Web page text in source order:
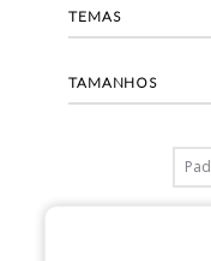
TEMAS
TAMANHOS